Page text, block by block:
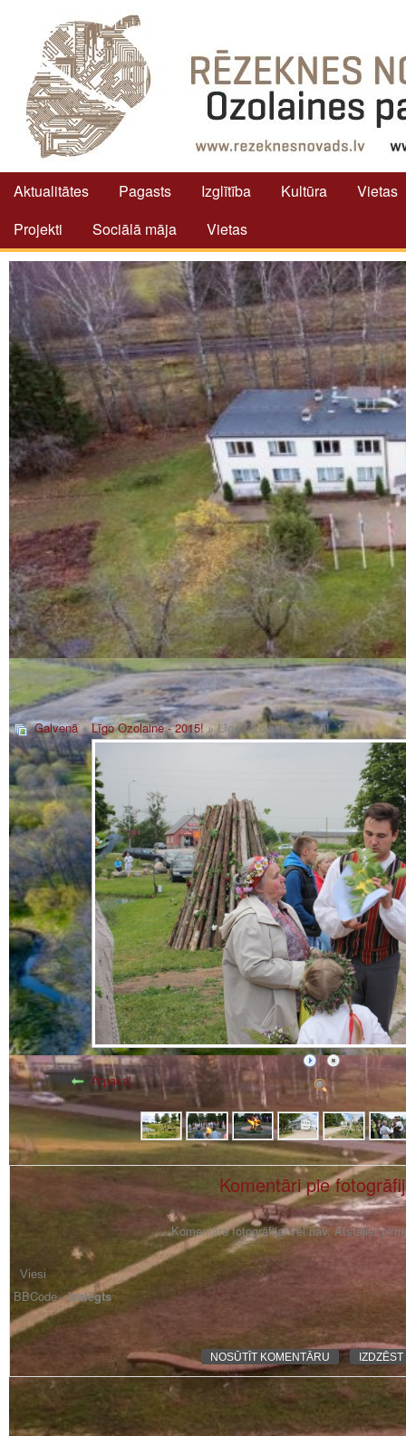
Aktualitātes Pagasts Izglītība Kultūra
Vietas
Projekti
Sociālā māja Vietas
Galvenā»Līgo Ozolaine - 2015!» Līgo Ozolaine - 2015!_14
Atpakaļ
Komentāri pie
Komentāra fotogrāfijai vēl nav. Atstājiet
BBCode -izslēgts